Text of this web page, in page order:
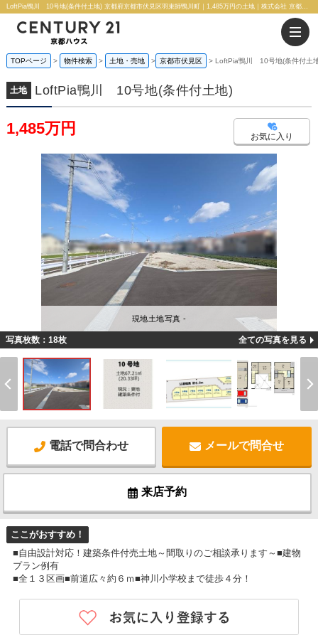
LoftPia鴨川 10号地(条件付土地) 京都府京都市伏見区羽束師鴨川町｜1,485万円の土地｜株式会社 京都ハウス
TOPページ 物件検索 土地・売地 京都市伏見区 LoftPia鴨川 10号地(条件付土
土地 LoftPia鴨川 10号地(条件付土地)
1,485万円 お気に入り
現地土地写真 -
写真枚数：18枚 全ての写真を見る
電話で問合わせ メールで問合せ
来店予約
ここがおすすめ！
■自由設計対応！建築条件付売土地～間取りのご相談承ります～■建物
プラン例有
■全１３区画■前道広々約６ｍ■神川小学校まで徒歩４分！